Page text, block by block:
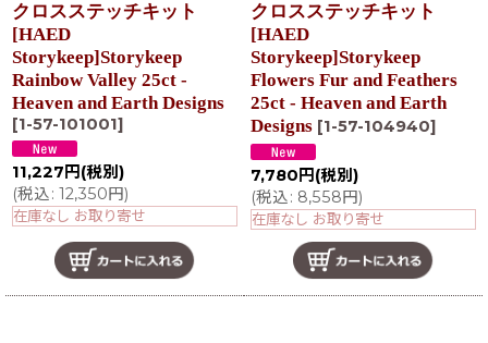
クロスステッチキット
[HAED
Storykeep]Storykeep
Rainbow Valley 25ct -
Heaven and Earth Designs
[1-57-101001]
11,227 円 (税別)
(税込: 12,350円)
在庫なし お取り寄せ
クロスステッチキット
[HAED
Storykeep]Storykeep
Flowers Fur and Feathers
25ct - Heaven and Earth
Designs [1-57-104940]
7,780 円 (税別)
(税込: 8,558円)
在庫なし お取り寄せ